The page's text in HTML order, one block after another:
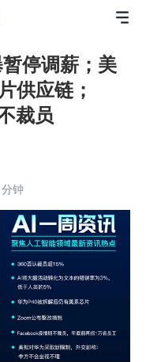
停调薪；美
供应链；
裁员
钟